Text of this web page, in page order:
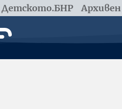
Детското.БНР